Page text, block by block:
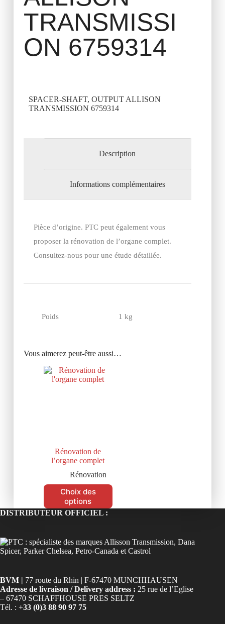
TRANSMISSI
ON 6759314
SPACER-SHAFT, OUTPUT ALLISON
TRANSMISSION 6759314
Description
Informations complémentaires
Pièce d’origine. PTC peut également vous
proposer la rénovation de l’organe complet.
Consultez-nous pour une étude détaillée.
Poids 1 kg
Vous aimerez peut-être aussi…
Rénovation de
l’organe complet
Rénovation
Choix des
options
DISTRIBUTEUR OFFICIEL :
BVM | 77 route du Rhin | F-67470 MUNCHHAUSEN
Adresse de livraison / Delivery address : 25 rue de l’Eglise
– 67470 SCHAFFHOUSE PRES SELTZ
Tél. : +33 (0)3 88 90 97 75